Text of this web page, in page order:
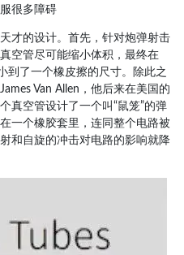
很多障碍
才的设计。首先，针对炮弹射击
空管尽可能缩小体积，最终在
到了一个橡皮擦的尺寸。除此之
Van Allen，他后来在美国的
真空管设计了一个叫“鼠笼”的弹
一个橡胶套里，连同整个电路被
和自旋的冲击对电路的影响就降